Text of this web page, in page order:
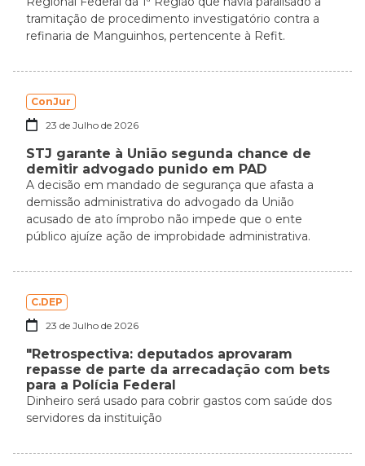
tramitação de procedimento investigatório contra a
refinaria de Manguinhos, pertencente à Refit.
ConJur
23 de Julho de 2026
STJ garante à União segunda chance de
demitir advogado punido em PAD
A decisão em mandado de segurança que afasta a
demissão administrativa do advogado da União
acusado de ato ímprobo não impede que o ente
público ajuíze ação de improbidade administrativa.
C.DEP
23 de Julho de 2026
"Retrospectiva: deputados aprovaram
repasse de parte da arrecadação com bets
para a Polícia Federal
Dinheiro será usado para cobrir gastos com saúde dos
servidores da instituição